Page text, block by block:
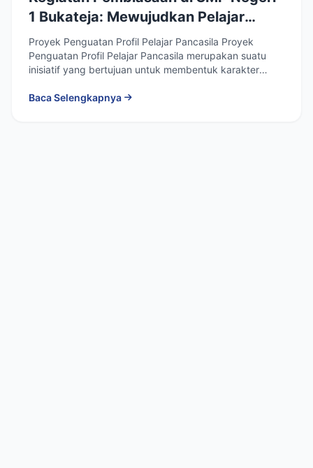
1 Bukateja: Mewujudkan Pelajar
Pancasila yang Beriman dan
Berakhlak Mulia
Proyek Penguatan Profil Pelajar Pancasila Proyek
Penguatan Profil Pelajar Pancasila merupakan suatu
inisiatif yang bertujuan untuk membentuk karakter
Baca Selengkapnya